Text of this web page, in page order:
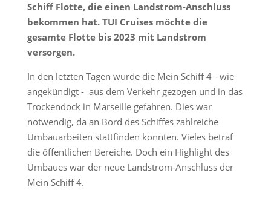
Schiff Flotte, die einen Landstrom-Anschluss
bekommen hat. TUI Cruises möchte die
gesamte Flotte bis 2023 mit Landstrom
versorgen.
In den letzten Tagen wurde die Mein Schiff 4 - wie
angekündigt - aus dem Verkehr gezogen und in das
Trockendock in Marseille gefahren. Dies war
notwendig, da an Bord des Schiffes zahlreiche
Umbauarbeiten stattfinden konnten. Vieles betraf
die öffentlichen Bereiche. Doch ein Highlight des
Umbaues war der neue Landstrom-Anschluss der
Mein Schiff 4.